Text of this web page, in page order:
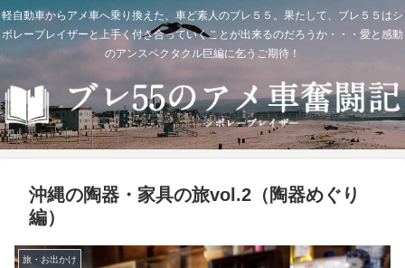
軽自動車からアメ車へ乗り換えた、車ど素人のブレ５５。果たして、ブレ５５はシ
ボレーブレイザーと上手く付き合っていくことが出来るのだろうか・・・愛と感動
のアンスペクタクル巨編に乞うご期待！
沖縄の陶器・家具の旅vol.2（陶器めぐり
編）
旅・お出かけ